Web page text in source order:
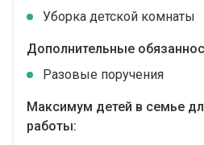
Уборка детской комнаты
Дополнительные
Разовые поручения
Максимум детей в семье
работы: